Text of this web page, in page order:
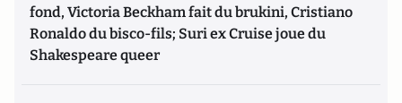
fond, Victoria Beckham fait du brukini, Cristiano
Ronaldo du bisco-fils; Suri ex Cruise joue du
Shakespeare queer